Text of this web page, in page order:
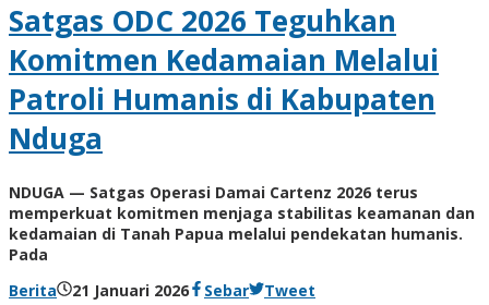
Satgas ODC 2026 Teguhkan
Komitmen Kedamaian Melalui
Patroli Humanis di Kabupaten
Nduga
NDUGA — Satgas Operasi Damai Cartenz 2026 terus
memperkuat komitmen menjaga stabilitas keamanan dan
kedamaian di Tanah Papua melalui pendekatan humanis.
Pada
Berita
21 Januari 2026olehSebar Tweet